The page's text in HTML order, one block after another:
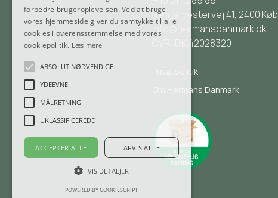
mere.
en
med
af
vores
dygtige
om
hvorvidt
Rentemestervej 41, 2400
info@hermansdanmark.dk
CVR: DK 42028320
Privatpolitik
Om Hermans Danmark
forbedre brugeroplevelsen. Ved at bruge
vores hjemmeside giver du samtykke til alle
cookies i overensstemmelse med vores
cookiepolitik. Læs mere
ABSOLUT NØDVENDIGE
YDEEVNE
MÅLRETNING
UKLASSIFICEREDE
ACCEPTER ALLE AFVIS ALLE
VIS DETALJER
POWERED BY COOKIESCRIPT